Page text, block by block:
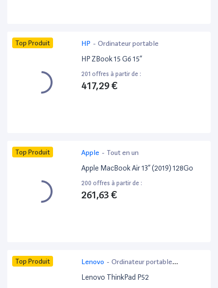
Top Produit HP - Ordinateur portable
HP ZBook 15 G6 15”
201 offres à partir de :
417,29 €
Top Produit Apple - Tout en un
Apple MacBook Air 13” (2019) 128Go
200 offres à partir de :
261,63 €
Top Produit Lenovo - Ordinateur portable
bureautique
Lenovo ThinkPad P52